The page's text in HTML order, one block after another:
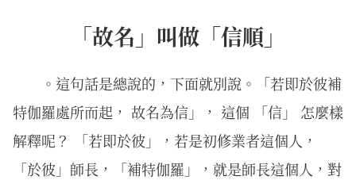
「故名」叫做「信順」
。這句話是總說的，下面就別說。「若即於彼補
特伽羅處所而起， 故名為信」， 這個 「信」 怎麼樣
解釋呢？ 「若即於彼」，若是初修業者這個人，
「於彼」師長，「補特伽羅」，就是師長這個人，對